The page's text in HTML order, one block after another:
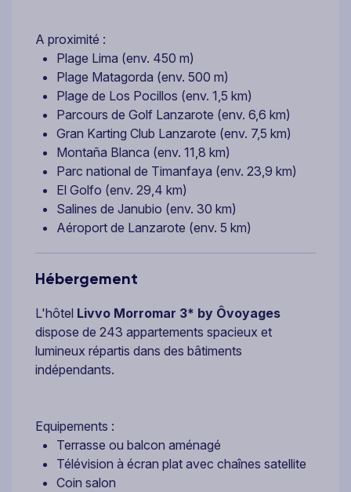
A proximité :
Plage Lima (env. 450 m)
Plage Matagorda (env. 500 m)
Plage de Los Pocillos (env. 1,5 km)
Parcours de Golf Lanzarote (env. 6,6 km)
Gran Karting Club Lanzarote (env. 7,5 km)
Montaña Blanca (env. 11,8 km)
Parc national de Timanfaya (env. 23,9 km)
El Golfo (env. 29,4 km)
Salines de Janubio (env. 30 km)
Aéroport de Lanzarote (env. 5 km)
Hébergement
L'hôtel Livvo Morromar 3* by Ôvoyages
dispose de 243 appartements spacieux et
lumineux répartis dans des bâtiments
indépendants.
Equipements :
Terrasse ou balcon aménagé
Télévision à écran plat avec chaînes satellite
Coin salon